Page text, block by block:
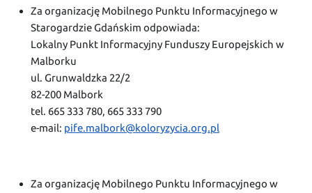
Za organizację Mobilnego Punktu Informacyjnego w
Starogardzie Gdańskim odpowiada:
Lokalny Punkt Informacyjny Funduszy Europejskich w
Malborku
ul. Grunwaldzka 22/2
82-200 Malbork
tel. 665 333 780, 665 333 790
e-mail: pife.malbork@koloryzycia.org.pl
Za organizację Mobilnego Punktu Informacyjnego w